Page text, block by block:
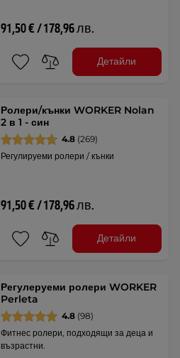
91,50 € / 178,96 лв.
Детайли
Ролери/кънки WORKER Nolan
2 в 1 - син
4.8 (269)
Регулируеми ролери / кънки
91,50 € / 178,96 лв.
Детайли
Регулеруеми ролери WORKER
Perleta
4.8 (98)
Фитнес ролери, подходящи за деца и
възрастни.